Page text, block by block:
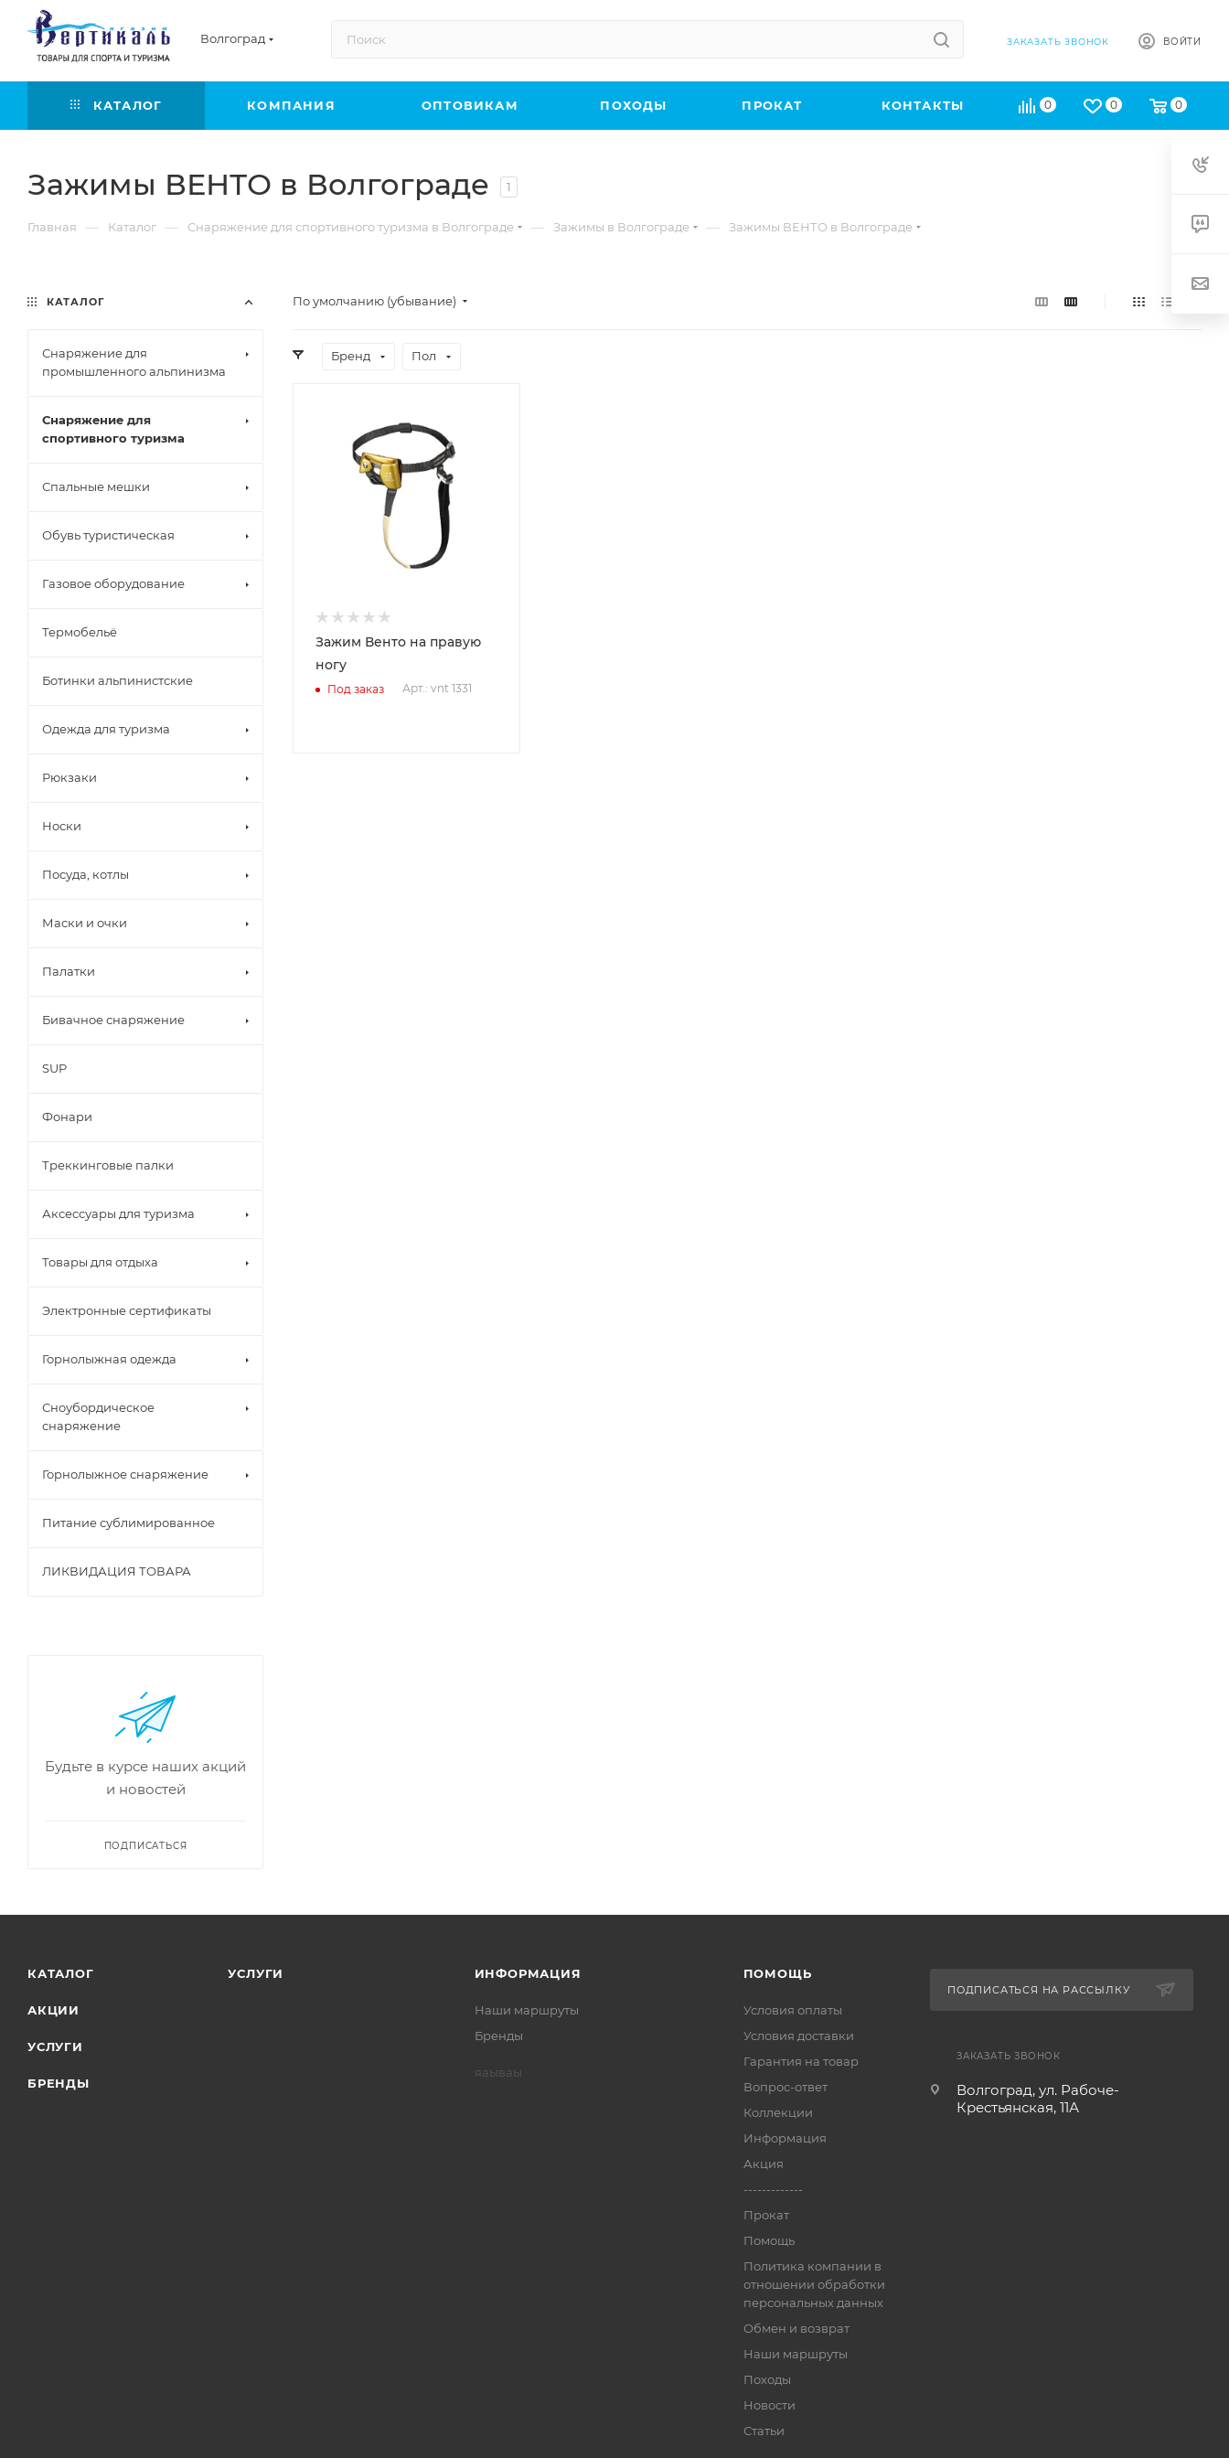
Волгоград ЗАКАЗАТЬ ЗВОНОК ВОЙТИ
0 0 0
КАТАЛОГ КОМПАНИЯ ОПТОВИКАМ ПОХОДЫ ПРОКАТ КОНТАКТЫ
Зажимы ВЕНТО в Волгограде 1
Главная — Каталог — Снаряжение для спортивного туризма в Волгограде — Зажимы в Волгограде — Зажимы ВЕНТО в Волгограде
По умолчанию (убывание)
Бренд Пол
Зажим Венто на правую
ногу
Под заказ Арт.: vnt 1331
КАТАЛОГ
Снаряжение для
промышленного альпинизма
Снаряжение для
спортивного туризма
Спальные мешки
Обувь туристическая
Газовое оборудование
Термобельё
Ботинки альпинистские
Одежда для туризма
Рюкзаки
Носки
Посуда, котлы
Маски и очки
Палатки
Бивачное снаряжение
SUP
Фонари
Треккинговые палки
Аксессуары для туризма
Товары для отдыха
Электронные сертификаты
Горнолыжная одежда
Сноубордическое
снаряжение
Горнолыжное снаряжение
Питание сублимированное
ЛИКВИДАЦИЯ ТОВАРА
Будьте в курсе наших акций
и новостей
ПОДПИСАТЬСЯ
КАТАЛОГ
АКЦИИ
УСЛУГИ
БРЕНДЫ
УСЛУГИ ИНФОРМАЦИЯ
Наши маршруты
Бренды
яаываы
ПОМОЩЬ
Условия оплаты
Условия доставки
Гарантия на товар
Вопрос-ответ
Коллекции
Информация
Акция
-------------
Прокат
Помощь
Политика компании в
отношении обработки
персональных данных
Обмен и возврат
Наши маршруты
Походы
Новости
Статьи
ПОДПИСАТЬСЯ НА РАССЫЛКУ
ЗАКАЗАТЬ ЗВОНОК
Волгоград, ул. Рабоче-
Крестьянская, 11А